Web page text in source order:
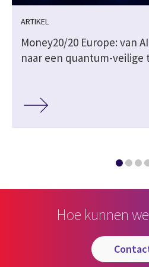
ARTIKEL
Money20/20 Europe: van
naar een quantum-veilige
Hoe kunnen